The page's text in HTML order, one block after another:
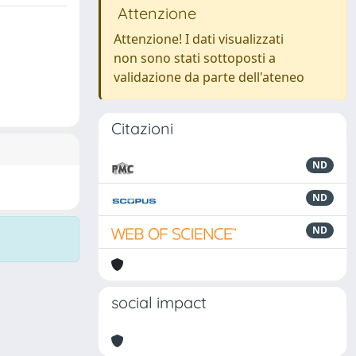
Attenzione
Attenzione! I dati visualizzati
non sono stati sottoposti a
validazione da parte dell'ateneo
Citazioni
ND
ND
ND
social impact